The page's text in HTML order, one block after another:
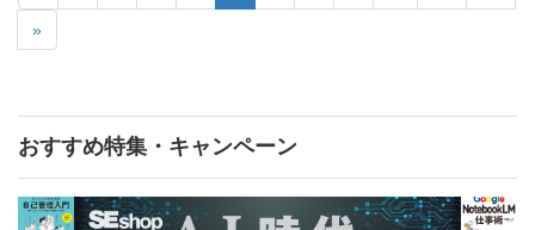
»
おすすめ特集・キャンペーン